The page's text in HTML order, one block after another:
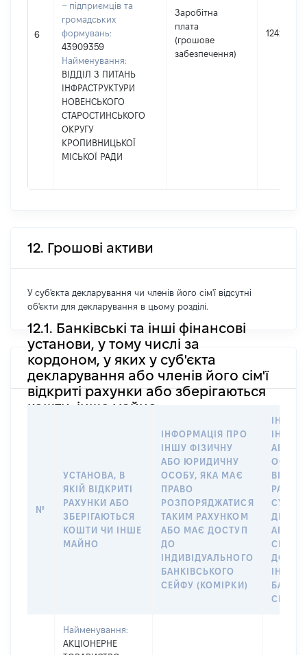
6
– підприємців та
громадських
формувань:
43909359
Найменування:
ВІДДІЛ З ПИТАНЬ
ІНФРАСТРУКТУРИ
НОВЕНСЬКОГО
СТАРОСТИНСЬКОГО
ОКРУГУ
КРОПИВНИЦЬКОЇ
МІСЬКОЇ РАДИ
Заробітна
плата
(грошове
забезпечення)
124297
12. Грошові активи
У суб'єкта декларування чи членів його сім'ї відсутні
об'єкти для декларування в цьому розділі.
12.1. Банківські та інші фінансові
установи, у тому числі за
кордоном, у яких у суб'єкта
декларування або членів його сім'ї
відкриті рахунки або зберігаються
кошти, інше майно
№
УСТАНОВА, В
ЯКІЙ ВІДКРИТІ
РАХУНКИ АБО
ЗБЕРІГАЮТЬСЯ
КОШТИ ЧИ ІНШЕ
МАЙНО
ІНФОРМАЦІЯ ПРО
ІНШУ ФІЗИЧНУ
АБО ЮРИДИЧНУ
ОСОБУ, ЯКА МАЄ
ПРАВО
РОЗПОРЯДЖАТИСЯ
ТАКИМ РАХУНКОМ
АБО МАЄ ДОСТУП
ДО
ІНДИВІДУАЛЬНОГО
БАНКІВСЬКОГО
СЕЙФУ (КОМІРКИ)
ІНШУ
АБО
АБО
СІМ’Ї
СЕЙФУ
Найменування:
АКЦІОНЕРНЕ